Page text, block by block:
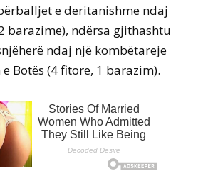
e deritanishme ndaj
barazime), ndërsa gjithashtu
ndaj një kombëtareje
Botës (4 fitore, 1 barazim).